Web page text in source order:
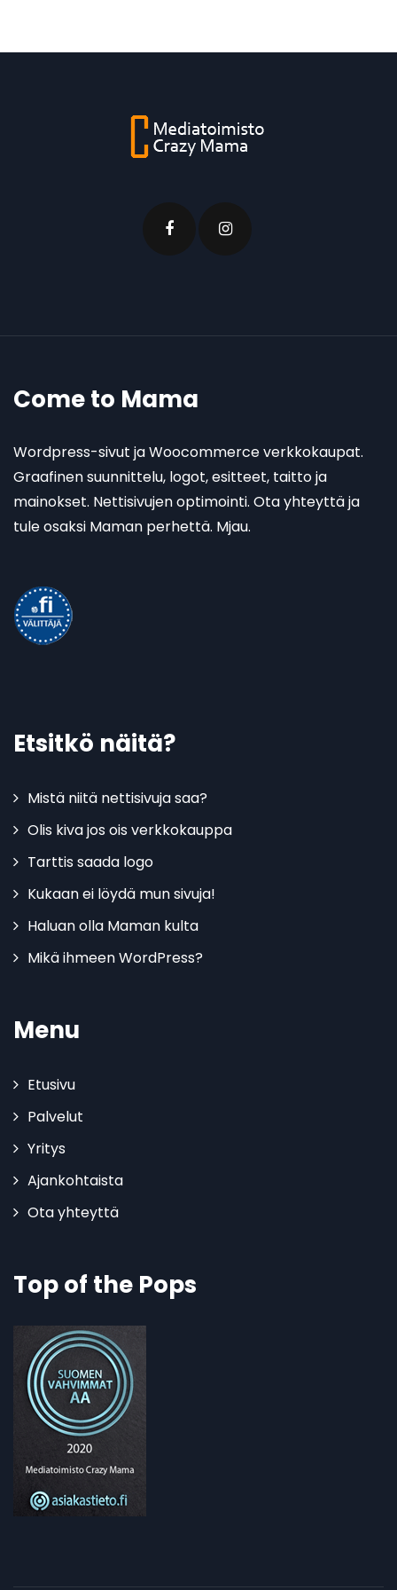
Come to Mama
Wordpress-sivut ja Woocommerce verkkokaupat.
Graafinen suunnittelu, logot, esitteet, taitto ja
mainokset. Nettisivujen optimointi. Ota yhteyttä ja
tule osaksi Maman perhettä. Mjau.
Etsitkö näitä?
Mistä niitä nettisivuja saa?
Olis kiva jos ois verkkokauppa
Tarttis saada logo
Kukaan ei löydä mun sivuja!
Haluan olla Maman kulta
Mikä ihmeen WordPress?
Menu
Etusivu
Palvelut
Yritys
Ajankohtaista
Ota yhteyttä
Top of the Pops